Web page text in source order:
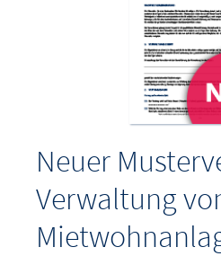
Neuer
Verwaltung